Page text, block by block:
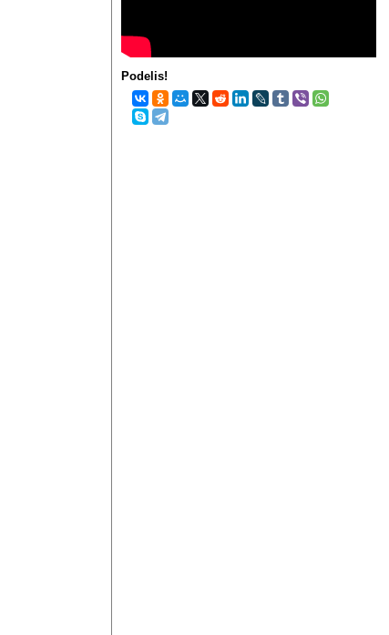
Podelis!